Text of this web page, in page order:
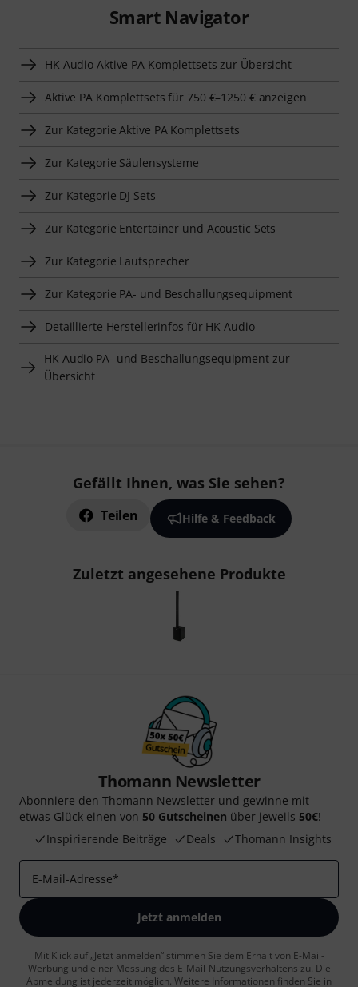
Smart Navigator
HK Audio Aktive PA Komplettsets zur Übersicht
Aktive PA Komplettsets für 750 €–1250 € anzeigen
Zur Kategorie Aktive PA Komplettsets
Zur Kategorie Säulensysteme
Zur Kategorie DJ Sets
Zur Kategorie Entertainer und Acoustic Sets
Zur Kategorie Lautsprecher
Zur Kategorie PA- und Beschallungsequipment
Detaillierte Herstellerinfos für HK Audio
HK Audio PA- und Beschallungsequipment zur
Übersicht
Gefällt Ihnen, was Sie sehen?
Teilen Hilfe & Feedback
Zuletzt angesehene Produkte
Thomann Newsletter
Abonniere den Thomann Newsletter und gewinne mit
etwas Glück einen von 50 Gutscheinen über jeweils 50€!
Inspirierende Beiträge
Deals Thomann Insights
E-Mail-Adresse*
Jetzt anmelden
Mit Klick auf „Jetzt anmelden“ stimmen Sie dem Erhalt von E-Mail-
Werbung und einer Messung des E-Mail-Nutzungsverhaltens zu. Die
Abmeldung ist jederzeit möglich. Weitere Informationen finden Sie in